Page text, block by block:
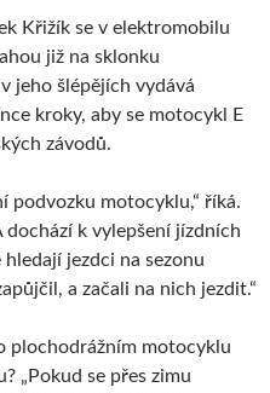
Křižík se v elektromobilu
již na sklonku
jeho šlépějích vydává
kroky, aby se motocykl E
závodů.
podvozku motocyklu,“ říká.
dochází k vylepšení jízdních
jezdci na sezonu
a začali na nich jezdit.“
plochodrážním motocyklu
„Pokud se přes zimu